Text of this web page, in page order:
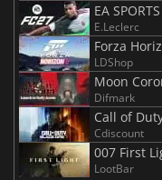
EA
E.Leclerc
Forza
LDShop
Moon
Difmark
Call of
Cdiscount
007 First
LootBar